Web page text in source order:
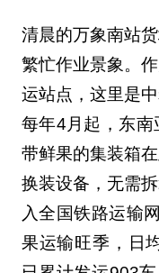
清晨的万象南站
繁忙作业景象。
运站点，这里是
每年4月起，东
带鲜果的集装箱
换装设备，无需
入全国铁路运输
果运输旺季，日